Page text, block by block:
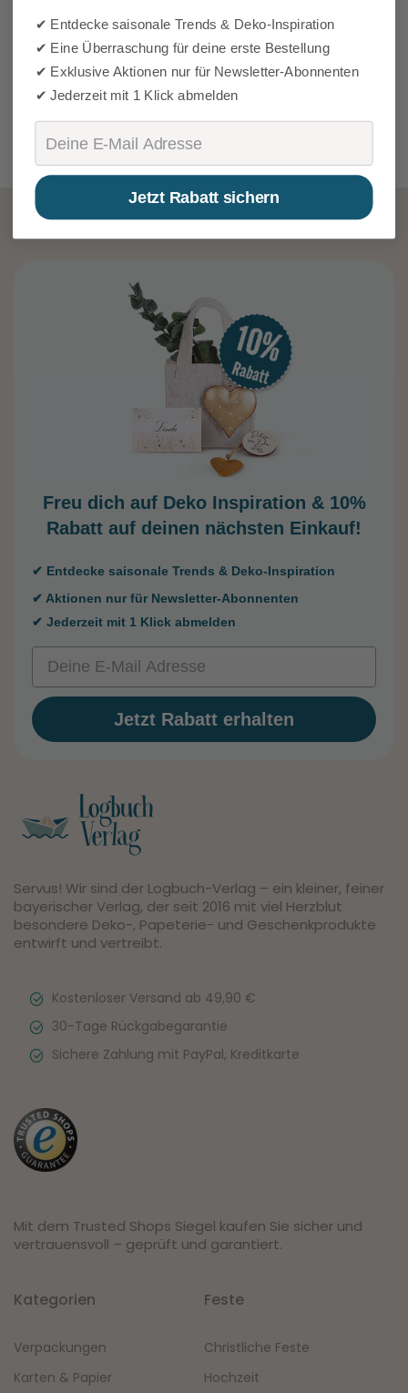
Freu dich auf Deko Inspiration & 10%
Rabatt auf deinen nächsten Einkauf!
✔ Entdecke saisonale Trends & Deko-Inspiration
✔ Aktionen nur für Newsletter-Abonnenten
✔ Jederzeit mit 1 Klick abmelden
Email
Jetzt Rabatt erhalten
Servus! Wir sind der Logbuch-Verlag – ein kleiner, feiner
bayerischer Verlag, der seit 2016 mit viel Herzblut
besondere Deko-, Papeterie- und Geschenkprodukte
entwirft und vertreibt.
Kostenloser Versand ab 49,90 €
30-Tage Rückgabegarantie
Sichere Zahlung mit PayPal, Kreditkarte
Mit dem Trusted Shops Siegel kaufen Sie sicher und
vertrauensvoll – geprüft und garantiert.
Kategorien
Verpackungen
Karten & Papier
Feste
Christliche Feste
Hochzeit
✔ Entdecke saisonale Trends & Deko-Inspiration
✔ Eine Überraschung für deine erste Bestellung
✔ Exklusive Aktionen nur für Newsletter-Abonnenten
✔ Jederzeit mit 1 Klick abmelden
Jetzt Rabatt sichern